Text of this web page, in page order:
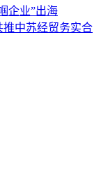
企业”出海
中苏经贸务实合